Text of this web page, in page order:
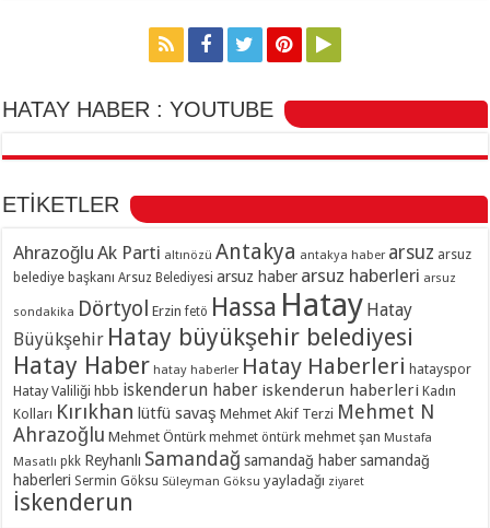
HATAY HABER : YOUTUBE
ETİKETLER
Ahrazoğlu Ak Parti altınözü Antakya antakya haber arsuz arsuz
belediye başkanı Arsuz Belediyesi arsuz haber arsuz haberleri arsuz
sondakika Dörtyol Erzin fetö Hassa Hatay Hatay
Büyükşehir Hatay büyükşehir belediyesi
Hatay Haber hatay haberler Hatay Haberleri hatayspor
Hatay Valiliği hbb iskenderun haber iskenderun haberleri Kadın
Kolları Kırıkhan lütfü savaş Mehmet Akif Terzi Mehmet N
Ahrazoğlu Mehmet Öntürk mehmet öntürk mehmet şan Mustafa
Masatlı pkk Reyhanlı Samandağ samandağ haber samandağ
haberleri Sermin Göksu Süleyman Göksu yayladağı ziyaret
İskenderun